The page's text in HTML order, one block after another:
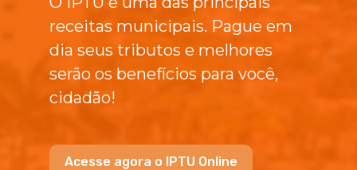
receitas municipais. Pague em
dia seus tributos e melhores
serão os benefícios para você,
cidadão!
Acesse agora o IPTU Online